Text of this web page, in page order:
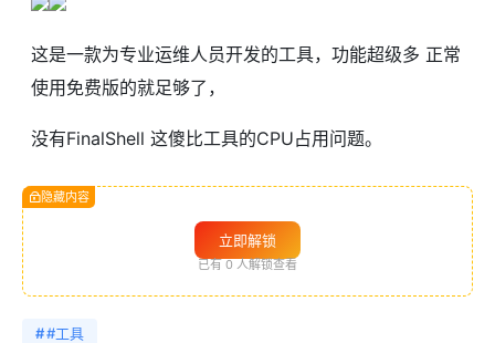
这是一款为专业运维人员开发的工具，功能超级多 正常
使用免费版的就足够了，
没有FinalShell 这傻比工具的CPU占用问题。
隐藏内容
立即解锁
已有 0 人解锁查看
##工具